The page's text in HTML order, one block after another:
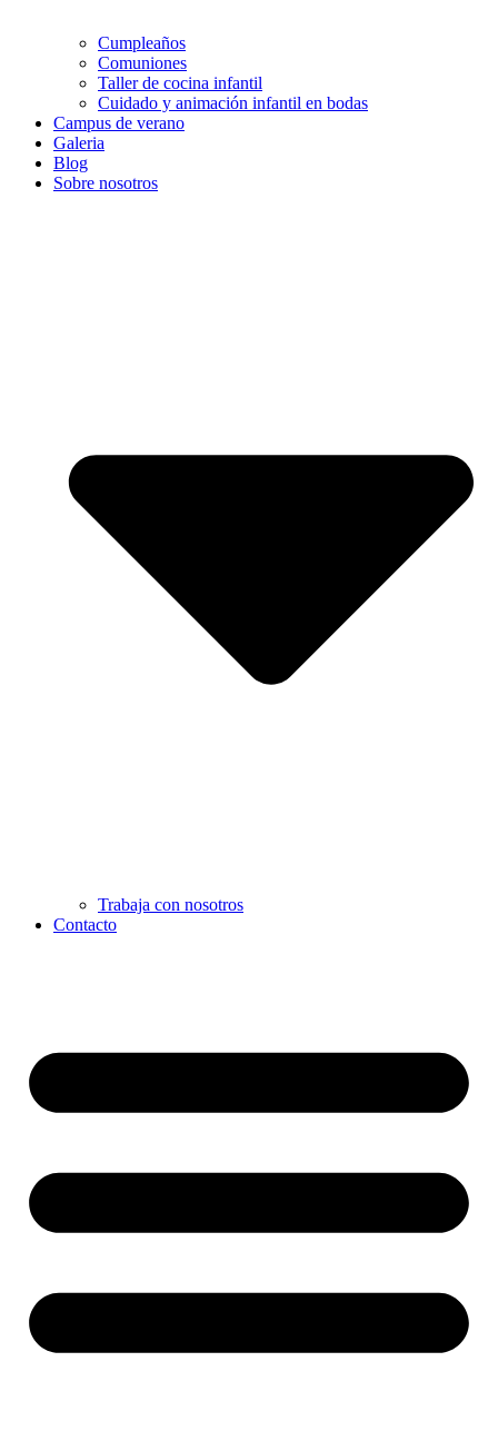
Cumpleaños
Comuniones
Taller de cocina infantil
Cuidado y animación infantil en bodas
Campus de verano
Galeria
Blog
Sobre nosotros
Trabaja con nosotros
Contacto